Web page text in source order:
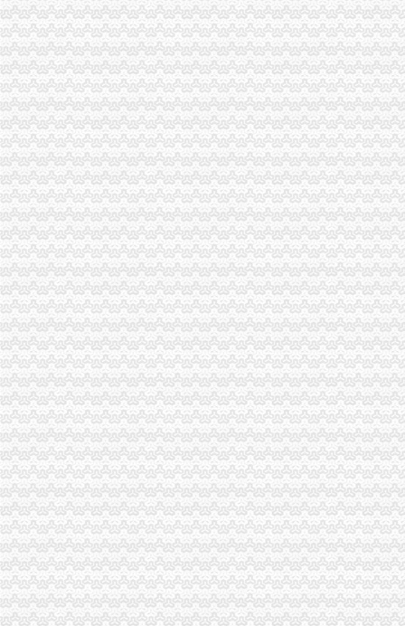
昭隆国际贸易（重庆）有限公司（）|中国外贸企业名
【外贸专员/经理国外好福利,重庆宏亚出国中介服务有限公司招聘】-
助推自贸区建设重庆主城各区大招频出_财经评论（cjpl）股吧_东方财
mg娱乐平台注册送11|mg娱乐平台注册送11阴到炎怎么根_比网vita
重庆渝中区注册会计师培训班位置在哪-爱喇叭网
重庆熙可纱有限责任公司-主页
渝中区合同纠纷律师推荐：张宰宇律师-律师访谈-法帮网
重庆港九股份有限公司第四届董事会第十一次会议决议暨重大事项进展
重庆对外经贸（集团）有限公司2015年面向合格投资者公开发行公司
重庆时尚购物-重庆渝中区百川百货外贸服装-百川百货外贸服装招商连
新11月重庆市女式休闲裤产品生产销售企业黄页.xls-企业管理资源网
青岛市南区专业代理注册四方区专业公司注册代理选亚伦
王锡贵、邹连海诉重庆市渝中区分局不履行监管职责一案判决书
2011“好师傅”工业人才网络招聘会
重庆涪陵电力实业股份有限公司关于第五届十二次董事会决议公告-股
重庆市渝中区2016年上半年公开招聘46名事业单位工作人员简章_高校
商务服务公司大全|商务服务公司名录|商务服务企业大全|商务服务厂家--
添运老虎机_添运老虎机青岛哪里有卖外贸尾货的？青岛外贸服装批发
重庆港九股份有限公司2004年年度报告
益民创新优势：2007年第四季度报告_基金公告_天天基金网
公司介绍_深圳天兴达兴利通信设备有限公司会员商铺-中国贸易网-
重庆港九股吧新消息-重庆港九新消息-新消息
菲童寻常外贸童装有限公司联系方式_中国服装网